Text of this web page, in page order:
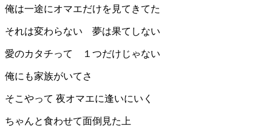
俺は一途にオマエだけを見てきてた
それは変わらない 夢は果てしない
愛のカタチって １つだけじゃない
俺にも家族がいてさ
そこやって 夜オマエに逢いにいく
ちゃんと食わせて面倒見た上